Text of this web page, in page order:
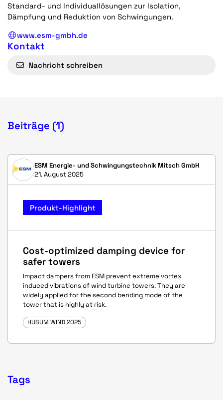
Standard- und Individuallösungen zur Isolation,
Dämpfung und Reduktion von Schwingungen.
www.esm-gmbh.de
Kontakt
Nachricht schreiben
Beiträge (1)
ESM Energie- und Schwingungstechnik Mitsch GmbH
21. August 2025
Produkt-Highlight
Cost-optimized damping device for
safer towers
Impact dampers from ESM prevent extreme vortex
induced vibrations of wind turbine towers. They are
widely applied for the second bending mode of the
tower that is highly at risk.
HUSUM WIND 2025
Tags